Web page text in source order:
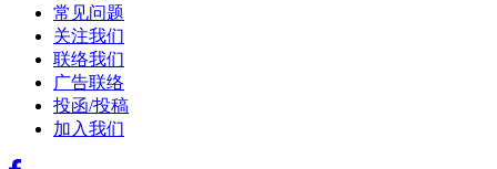
常见问题
关注我们
联络我们
广告联络
投函/投稿
加入我们